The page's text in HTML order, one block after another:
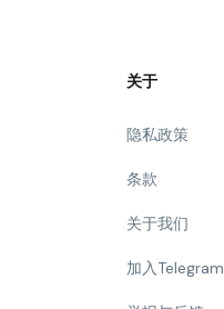
关于
隐私政策
条款
关于我们
加入Telegram